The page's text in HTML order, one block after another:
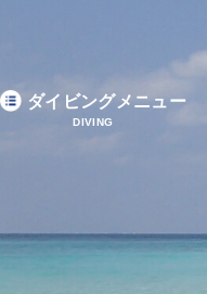
ダイビングメニュー
DIVING